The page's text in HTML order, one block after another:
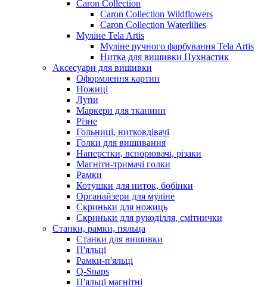
Caron Collection
Caron Collection Wildflowers
Caron Collection Waterlilies
Муліне Tela Artis
Муліне ручного фарбування Tela Artis
Нитка для вишивки Пухнастик
Аксесуари для вишивки
Оформлення картин
Ножиці
Лупи
Маркери для тканини
Різне
Гольниці, нитковдівачі
Голки для вишивання
Наперстки, вспорювачі, різаки
Магніти-тримачі голки
Рамки
Котушки для ниток, бобінки
Органайзери для муліне
Скриньки для ножиць
Скриньки для рукоділля, смітнички
Станки, рамки, пяльца
Станки для вишивки
П'яльці
Рамки-п'яльці
Q-Snaps
П'яльці магнітні